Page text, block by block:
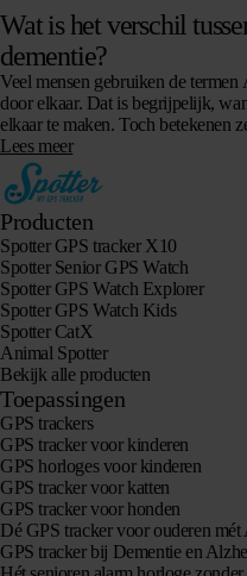
Wat is het verschil
dementie?
Veel mensen gebruiken de
door elkaar. Dat is begrijpelijk,
elkaar te maken. Toch betekenen
Dementie is namelijk een…
Lees meer
Producten
Spotter GPS tracker X10
Spotter Senior GPS Watch
Spotter GPS Watch Explorer
Spotter GPS Watch Kids
Spotter CatX
Animal Spotter
Bekijk alle producten
Toepassingen
GPS trackers
GPS tracker voor kinderen
GPS horloges voor kinderen
GPS tracker voor katten
GPS tracker voor honden
Dé GPS tracker voor ouderen
GPS tracker bij Dementie en